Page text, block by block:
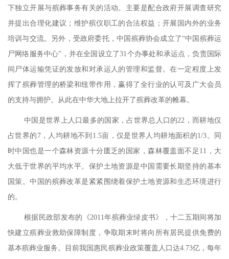
下独立开展与殡葬事务有关的活动。主要是配合政府开展调查研究
并提出合理化建议；维护殡仪职工的合法权益；开展国内外的业务
培训与交流。另外，受政府委托，中国殡葬协会成立了“中国殡葬运
尸网络服务中心”，并在全国设立了31个办事处和承运点，负责国际
间尸体运输凭证的发放和对承运人的管理和监督。在一定程度上发
挥了殡葬管理的桥梁和纽带作用，赢得了全行业的认可及广大会员
的支持与拥护。从此在中华大地上拉开了殡葬改革的帷幕。
中国是世界上人口最多的国家，占世界总人口的22 ，而耕地仅
占世界的 7，人均耕地不到 1.5亩，仅是世界人均耕地面积的1/3。同
时中国也是一个森林资源十分匮乏的国家，森林覆盖面不足 11 ，大
大低于世界的平均水平。保护土地资源是中国需要长期坚持的基本
国策。中国的殡葬改革是紧紧围绕着保护土地资源和生态环境进行
的。
根据民政部发布的《2011年殡葬业绿皮书》，十二五期间将加
快建立殡葬业救助保障制度，争取期末时将向所有居民提供免费的
基本殡葬业服务。目前我国惠民殡葬业政策覆盖人口达4.73亿，每年